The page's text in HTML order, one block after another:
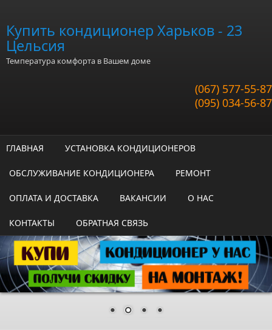
Купить кондиционер Харьков - 23
Цельсия
Температура комфорта в Вашем доме
(067) 577-55-87
(095) 034-56-87
ГЛАВНАЯ УСТАНОВКА КОНДИЦИОНЕРОВ
ОБСЛУЖИВАНИЕ КОНДИЦИОНЕРА РЕМОНТ
ОПЛАТА И ДОСТАВКА ВАКАНСИИ О НАС
КОНТАКТЫ ОБРАТНАЯ СВЯЗЬ